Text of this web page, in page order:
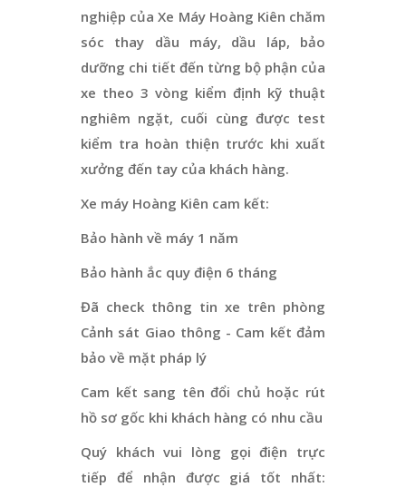
nghiệp của Xe Máy Hoàng Kiên chăm
sóc thay dầu máy, dầu láp, bảo
dưỡng chi tiết đến từng bộ phận của
xe theo 3 vòng kiểm định kỹ thuật
nghiêm ngặt, cuối cùng được test
kiểm tra hoàn thiện trước khi xuất
xưởng đến tay của khách hàng.
Xe máy Hoàng Kiên cam kết:
Bảo hành về máy 1 năm
Bảo hành ắc quy điện 6 tháng
Đã check thông tin xe trên phòng
Cảnh sát Giao thông - Cam kết đảm
bảo về mặt pháp lý
Cam kết sang tên đổi chủ hoặc rút
hồ sơ gốc khi khách hàng có nhu cầu
Quý khách vui lòng gọi điện trực
tiếp để nhận được giá tốt nhất: